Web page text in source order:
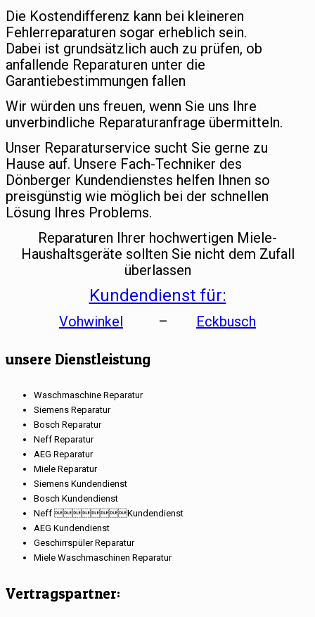
Die Kostendifferenz kann bei kleineren
Fehlerreparaturen sogar erheblich sein.
Dabei ist grundsätzlich auch zu prüfen, ob
anfallende Reparaturen unter die
Garantiebestimmungen fallen
Wir würden uns freuen, wenn Sie uns Ihre
unverbindliche Reparaturanfrage übermitteln.
Unser Reparaturservice sucht Sie gerne zu
Hause auf. Unsere Fach-Techniker des
Dönberger Kundendienstes helfen Ihnen so
preisgünstig wie möglich bei der schnellen
Lösung Ihres Problems.
Reparaturen Ihrer hochwertigen Miele-
Haushaltsgeräte sollten Sie nicht dem Zufall
überlassen
Kundendienst für:
Vohwinkel – Eckbusch
unsere Dienstleistung
Waschmaschine Reparatur
Siemens Reparatur
Bosch Reparatur
Neff Reparatur
AEG Reparatur
Miele Reparatur
Siemens Kundendienst
Bosch Kundendienst
Neff Kundendienst
AEG Kundendienst
Geschirrspüler Reparatur
Miele Waschmaschinen Reparatur
Vertragspartner: